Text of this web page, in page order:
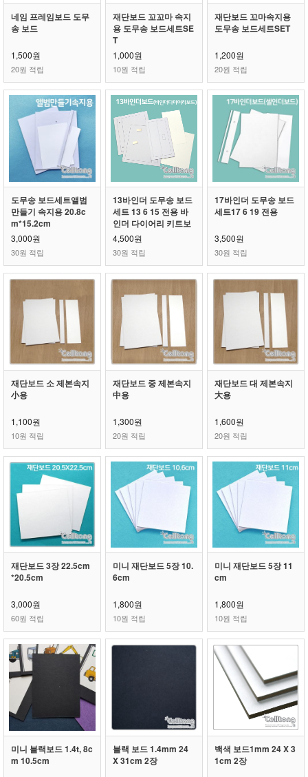
네임 프레임보드 도무
송 보드
1,500원
20원 적립
재단보드 꼬꼬마 속지
용 도무송 보드세트SE
T
1,000원
10원 적립
재단보드 꼬마속지용
도무송 보드세트SET
1,200원
20원 적립
도무송 보드세트앨범
만들기 속지용 20.8c
m*15.2cm
3,000원
30원 적립
13바인더 도무송 보드
세트 13 6 15 전용 바
인더 다이어리 키트보
드
4,500원
30원 적립
17바인더 도무송 보드
세트17 6 19 전용
3,500원
30원 적립
재단보드 소 제본속지
小용
1,100원
10원 적립
재단보드 중 제본속지
中용
1,300원
20원 적립
재단보드 대 제본속지
大용
1,600원
20원 적립
재단보드 3장 22.5cm
*20.5cm
3,000원
60원 적립
미니 재단보드 5장 10.
6cm
1,800원
10원 적립
미니 재단보드 5장 11
cm
1,800원
10원 적립
미니 블랙보드 1.4t, 8c
m 10.5cm
블랙 보드 1.4mm 24
X 31cm 2장
백색 보드1mm 24 X 3
1cm 2장